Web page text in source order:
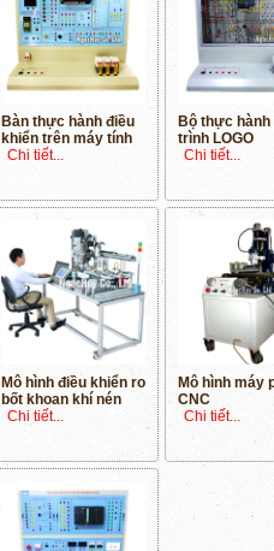
Bàn thực hành điều
khiển trên máy tính
Chi tiết...
Bộ thực hành
trình LOGO
Chi tiết...
Mô hình điều khiển ro
bốt khoan khí nén
Chi tiết...
Mô hình máy
CNC
Chi tiết...